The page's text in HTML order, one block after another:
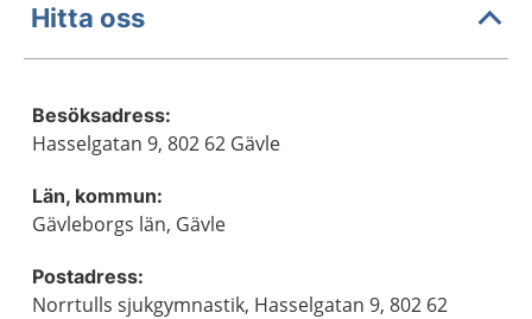
Hitta oss
Besöksadress:
Hasselgatan 9, 802 62 Gävle
Län, kommun:
Gävleborgs län, Gävle
Postadress:
Norrtulls sjukgymnastik, Hasselgatan 9, 802 62